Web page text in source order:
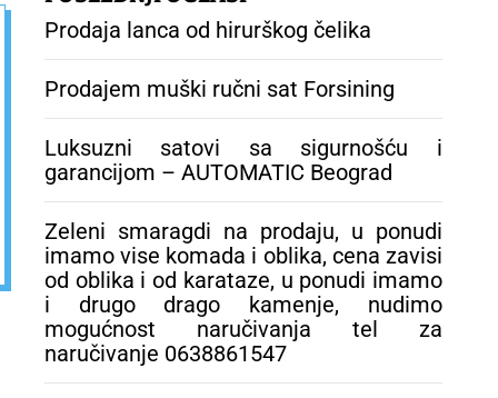
drugo drago
kamenje, nudimo
mogućnost
naručivanja tel za
0638861547
Prodaja lanca od hirurškog čelika
Prodajem muški ručni sat Forsining
Luksuzni satovi sa sigurnošću i
garancijom – AUTOMATIC Beograd
Zeleni smaragdi na prodaju, u ponudi
imamo vise komada i oblika, cena zavisi
od oblika i od karataze, u ponudi imamo
i drugo drago kamenje, nudimo
mogućnost naručivanja tel za
naručivanje 0638861547